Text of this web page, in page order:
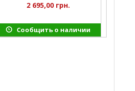
2 695,00 грн.
Сообщить о наличии